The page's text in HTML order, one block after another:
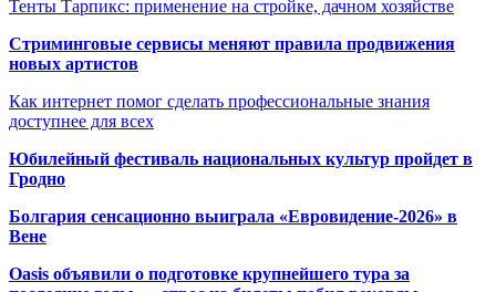
Тенты Тарпикс: применение на стройке, дачном хозяйстве
Стриминговые сервисы меняют правила продвижения
новых артистов
Как интернет помог сделать профессиональные знания
доступнее для всех
Юбилейный фестиваль национальных культур пройдет в
Гродно
Болгария сенсационно выиграла «Евровидение-2026» в
Вене
Oasis объявили о подготовке крупнейшего тура за